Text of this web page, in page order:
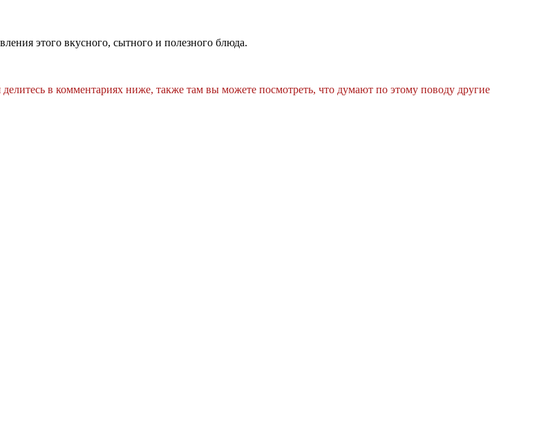
этого вкусного, сытного и полезного блюда.
в комментариях ниже, также там вы можете посмотреть, что думают по этому поводу другие